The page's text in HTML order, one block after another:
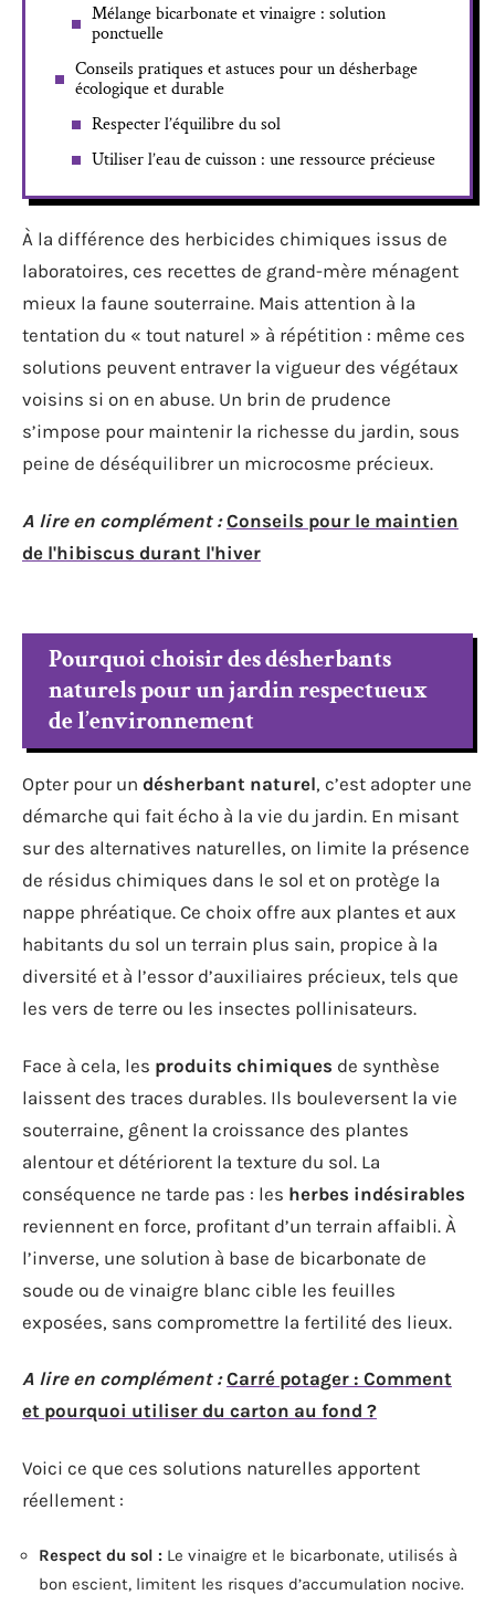
Mélange bicarbonate et vinaigre : solution
ponctuelle
Conseils pratiques et astuces pour un désherbage
écologique et durable
Respecter l’équilibre du sol
Utiliser l’eau de cuisson : une ressource précieuse
À la différence des herbicides chimiques issus de
laboratoires, ces recettes de grand-mère ménagent
mieux la faune souterraine. Mais attention à la
tentation du « tout naturel » à répétition : même ces
solutions peuvent entraver la vigueur des végétaux
voisins si on en abuse. Un brin de prudence
s’impose pour maintenir la richesse du jardin, sous
peine de déséquilibrer un microcosme précieux.
A lire en complément : Conseils pour le maintien
de l'hibiscus durant l'hiver
Pourquoi choisir des désherbants
naturels pour un jardin respectueux
de l’environnement
Opter pour un désherbant naturel, c’est adopter une
démarche qui fait écho à la vie du jardin. En misant
sur des alternatives naturelles, on limite la présence
de résidus chimiques dans le sol et on protège la
nappe phréatique. Ce choix offre aux plantes et aux
habitants du sol un terrain plus sain, propice à la
diversité et à l’essor d’auxiliaires précieux, tels que
les vers de terre ou les insectes pollinisateurs.
Face à cela, les produits chimiques de synthèse
laissent des traces durables. Ils bouleversent la vie
souterraine, gênent la croissance des plantes
alentour et détériorent la texture du sol. La
conséquence ne tarde pas : les herbes indésirables
reviennent en force, profitant d’un terrain affaibli. À
l’inverse, une solution à base de bicarbonate de
soude ou de vinaigre blanc cible les feuilles
exposées, sans compromettre la fertilité des lieux.
A lire en complément : Carré potager : Comment
et pourquoi utiliser du carton au fond ?
Voici ce que ces solutions naturelles apportent
réellement :
Respect du sol : Le vinaigre et le bicarbonate, utilisés à
bon escient, limitent les risques d’accumulation nocive.